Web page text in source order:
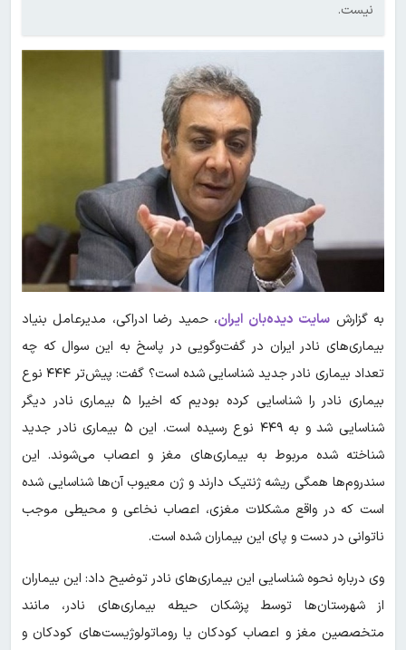
نیست.
به گزارش سایت دیده‌بان ایران، حمید رضا ادراکی، مدیرعامل بنیاد
بیماری‌های نادر ایران در گفت‌وگویی در پاسخ به این سوال که چه
تعداد بیماری نادر جدید شناسایی شده است؟ گفت: پیش‌تر ۴۴۴ نوع
بیماری نادر را شناسایی کرده بودیم که اخیرا ۵ بیماری نادر دیگر
شناسایی شد و به ۴۴۹ نوع رسیده است. این ۵ بیماری نادر جدید
شناخته شده مربوط به بیماری‌های مغز و اعصاب می‌شوند. این
سندروم‌ها همگی ریشه ژنتیک دارند و ژن معیوب آن‌ها شناسایی شده
است که در واقع مشکلات مغزی، اعصاب نخاعی و محیطی موجب
ناتوانی در دست و پای این بیماران شده است.
وی درباره نحوه شناسایی این بیماری‌های نادر توضیح داد: این بیماران
از شهرستان‌ها توسط پزشکان حیطه بیماری‌های نادر، مانند
متخصصین مغز و اعصاب کودکان یا روماتولوژیست‌های کودکان و